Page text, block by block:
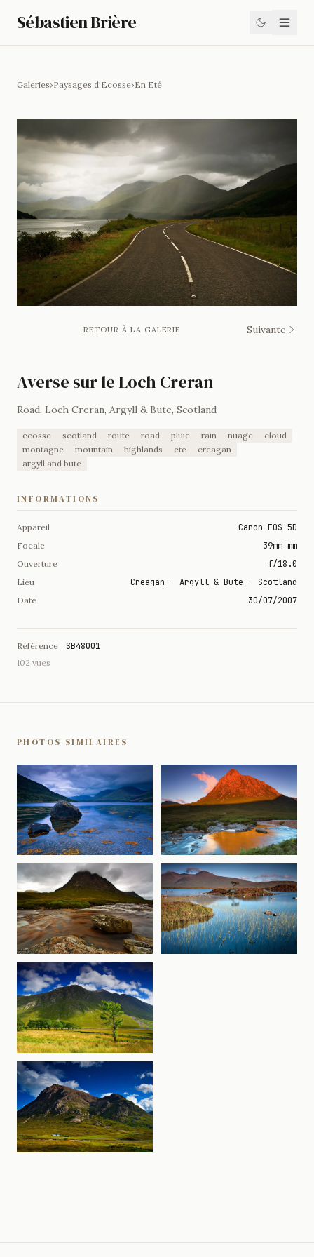
Sébastien Brière
Galeries›Paysages d'Ecosse›En Eté
RETOUR À LA GALERIE Suivante
Averse sur le Loch Creran
Road, Loch Creran, Argyll & Bute, Scotland
ecosse scotland route road pluie rain nuage
cloud
montagne
mountain highlands ete
creagan
argyll and bute
INFORMATIONS
Appareil Canon EOS 5D
Focale 39mm mm
Ouverture f/18.0
Lieu Creagan - Argyll & Bute - Scotland
Date 30/07/2007
Référence SB48001
102 vues
PHOTOS SIMILAIRES